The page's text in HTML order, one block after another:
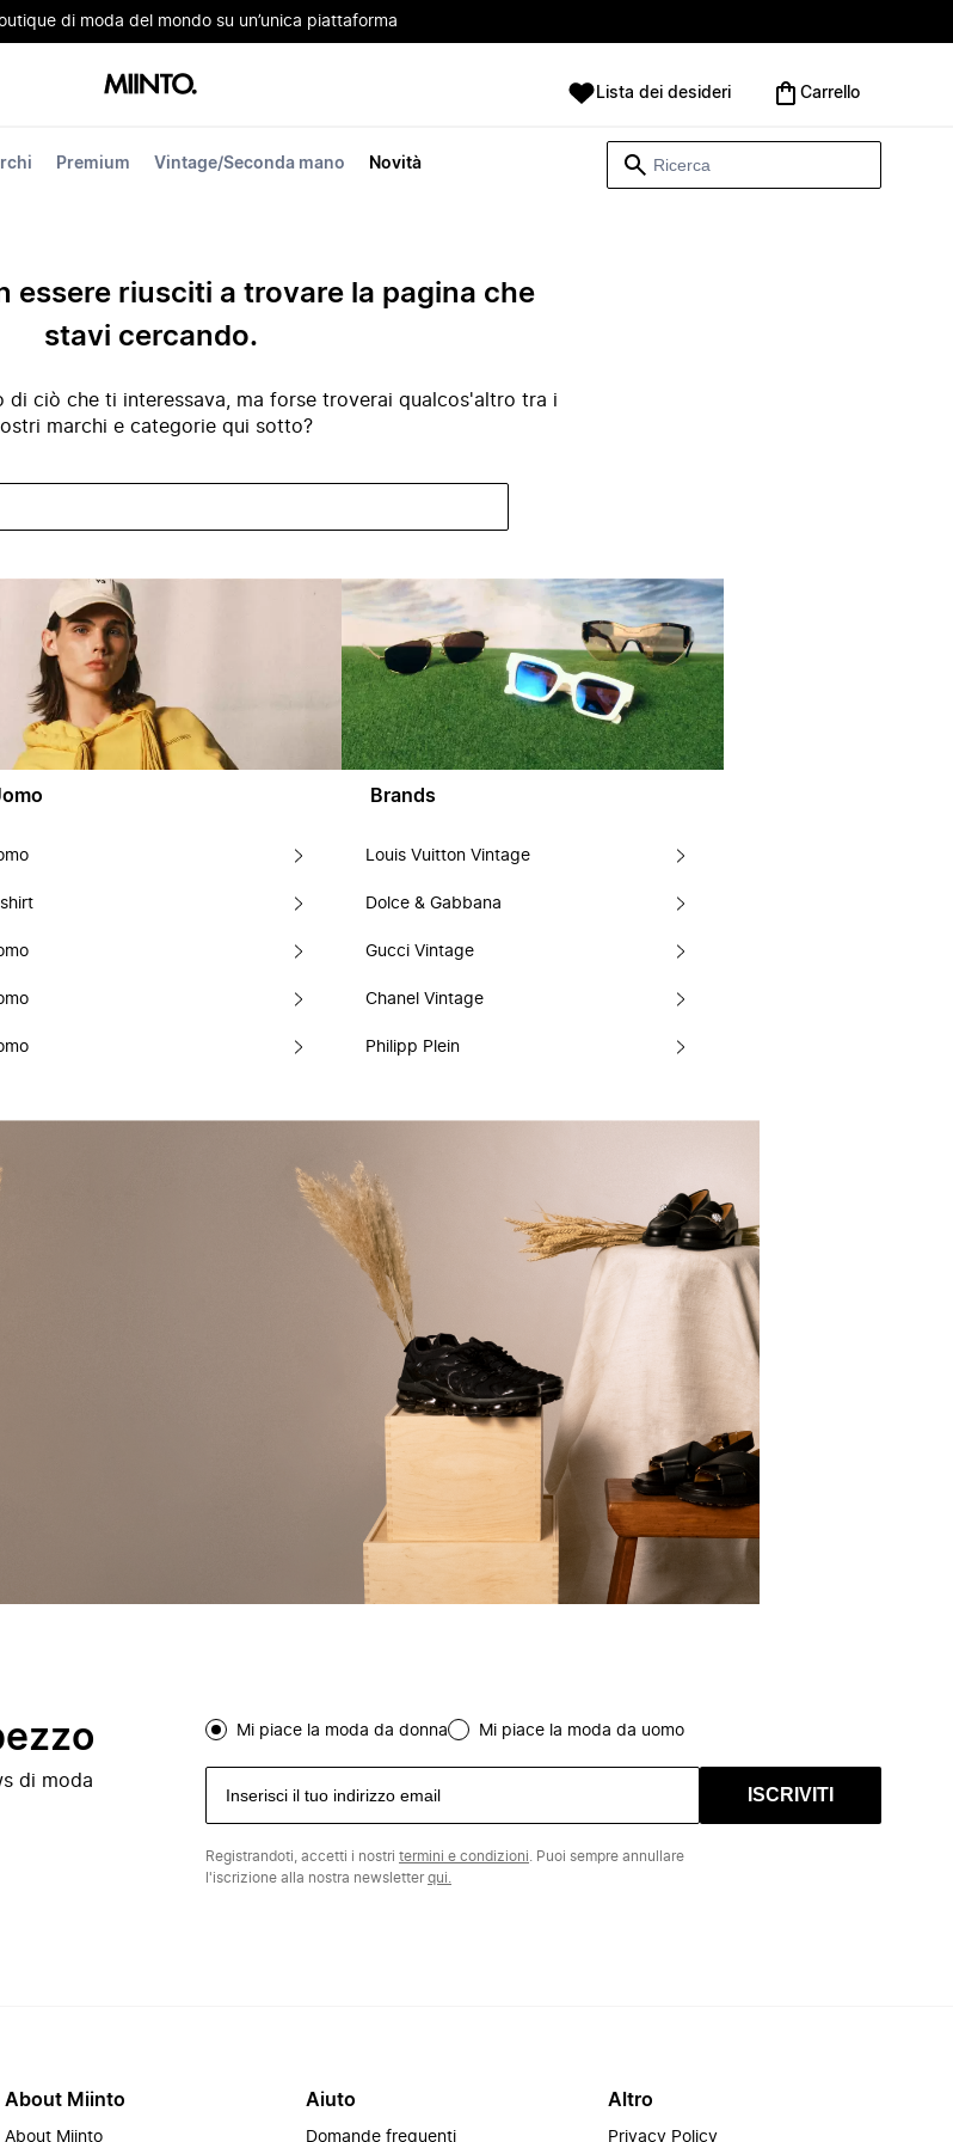
di moda del mondo su un’unica piattaforma
Premium Vintage/Seconda mano Novità
Lista dei desideri Carrello
essere riusciti a trovare la pagina che
stavi cercando.
di ciò che ti interessava, ma forse troverai qualcos'altro tra i
marchi e categorie qui sotto?
shirt
Brands
Louis Vuitton Vintage
Dolce & Gabbana
Gucci Vintage
Chanel Vintage
Philipp Plein
di moda
Mi piace la moda da donna Mi piace la moda da uomo
ISCRIVITI
Registrandoti, accetti i nostri termini e condizioni . Puoi sempre annullare
l'iscrizione alla nostra newsletterqui.
About Miinto
About Miinto
Aiuto
Domande frequenti
Altro
Privacy Policy